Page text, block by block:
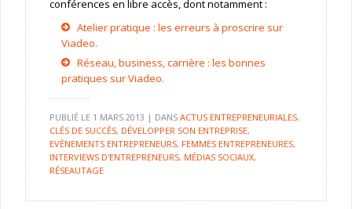
conférences en libre accès, dont notamment :
Atelier pratique : les erreurs à proscrire sur
Viadeo.
Réseau, business, carrière : les bonnes
pratiques sur Viadeo.
PUBLIÉ LE 1 MARS 2013 | DANS ACTUS ENTREPRENEURIALES,
CLÉS DE SUCCÈS, DÉVELOPPER SON ENTREPRISE,
EVÈNEMENTS ENTREPRENEURS, FEMMES ENTREPRENEURES,
INTERVIEWS D'ENTREPRENEURS, MÉDIAS SOCIAUX,
RÉSEAUTAGE